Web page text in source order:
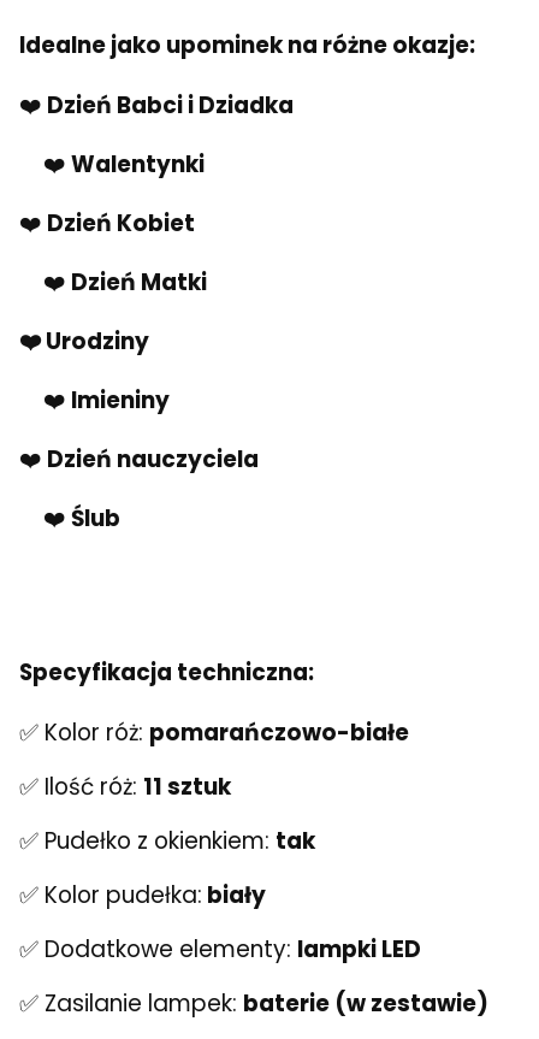
Idealne jako upominek na różne okazje:
❤️ Dzień Babci i Dziadka
❤️Walentynki
❤️ Dzień Kobiet
❤️ Dzień Matki
❤️ Urodziny
❤️ Imieniny
❤️ Dzień nauczyciela
❤️Ślub
Specyfikacja techniczna:
✅ Kolor róż: pomarańczowo-białe
✅ Ilość róż: 11 sztuk
✅ Pudełko z okienkiem: tak
✅ Kolor pudełka: biały
✅ Dodatkowe elementy: lampki LED
✅ Zasilanie lampek: baterie (w zestawie)